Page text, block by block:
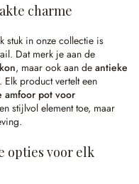
charme
stuk in onze collectie is
Dat merk je aan de
, maar ook aan de antieke
. Elk product vertelt een
amfoor pot voor
stijlvol element toe, maar
opties voor elk